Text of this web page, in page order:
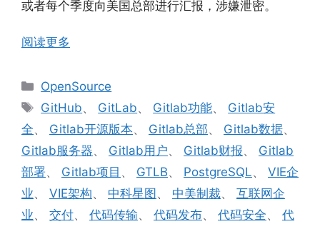
或者每个季度向美国总部进行汇报，涉嫌泄密。
阅读更多
分
类
OpenSource
标
签
GitHub、 GitLab、 Gitlab功能、 Gitlab安
全、 Gitlab开源版本、 Gitlab总部、 Gitlab数据、
Gitlab服务器、 Gitlab用户、 Gitlab财报、 Gitlab
部署、 Gitlab项目 、 GTLB、 PostgreSQL、 VIE企
业、 VIE架构、 中科星图、 中美制裁、 互联网企
业、 交付、 代码传输、 代码发布、 代码安全、 代